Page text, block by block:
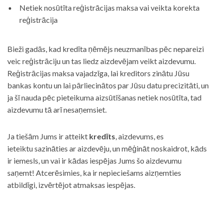
Netiek nosūtīta reģistrācijas maksa vai veikta korekta
reģistrācija
Bieži gadās, kad kredīta ņēmējs neuzmanības pēc nepareizi
veic reģistrāciju un tas liedz aizdevējam veikt aizdevumu.
Reģistrācijas maksa vajadzīga, lai kreditors zinātu Jūsu
bankas kontu un lai pārliecinātos par Jūsu datu precizitāti, un
ja šī nauda pēc pieteikuma aizsūtīšanas netiek nosūtīta, tad
aizdevumu tā arī nesaņemsiet.
Ja tiešām Jums ir atteikt kredīts, aizdevums, es
ieteiktu sazināties ar aizdevēju, un mēģināt noskaidrot, kāds
ir iemesls, un vai ir kādas iespējas Jums šo aizdevumu
saņemt! Atcerēsimies, ka ir nepieciešams aizņemties
atbildīgi, izvērtējot atmaksas iespējas.